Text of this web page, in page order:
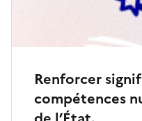
Renforcer
compétences